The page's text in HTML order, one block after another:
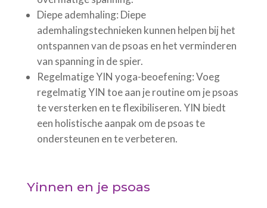
Diepe ademhaling: Diepe
ademhalingstechnieken kunnen helpen bij het
ontspannen van de psoas en het verminderen
van spanning in de spier.
Regelmatige YIN yoga-beoefening: Voeg
regelmatig YIN toe aan je routine om je psoas
te versterken en te flexibiliseren. YIN biedt
een holistische aanpak om de psoas te
ondersteunen en te verbeteren.
Yinnen en je psoas